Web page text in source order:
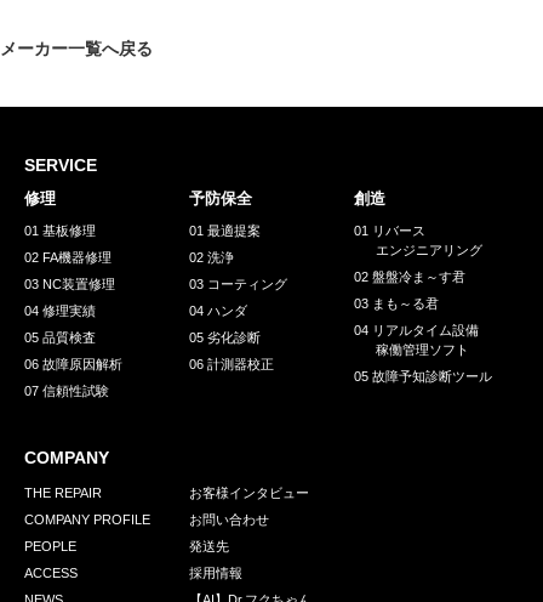
RECRUIT
GREEN CHALLENGE
環境への取り組み
お問い合わせ 発送先
メーカー一覧へ戻る
SERVICE
修理
01 基板修理
02 FA機器修理
03 NC装置修理
04 修理実績
05 品質検査
06 故障原因解析
07 信頼性試験
予防保全
01 最適提案
02 洗浄
03 コーティング
04 ハンダ
05 劣化診断
06 計測器校正
創造
01 リバース
エンジニアリング
02 盤盤冷ま～す君
03 まも～る君
04 リアルタイム設備
稼働管理ソフト
05 故障予知診断ツール
COMPANY
THE REPAIR
COMPANY PROFILE
PEOPLE
ACCESS
お客様インタビュー
お問い合わせ
発送先
採用情報